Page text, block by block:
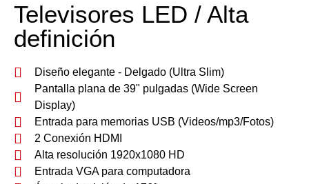
Televisores LED / Alta
definición
Diseño elegante - Delgado (Ultra Slim)
Pantalla plana de 39" pulgadas (Wide Screen
Display)
Entrada para memorias USB (Videos/mp3/Fotos)
2 Conexión HDMI
Alta resolución 1920x1080 HD
Entrada VGA para computadora